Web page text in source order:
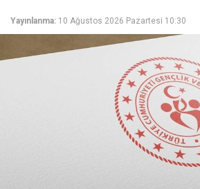
Yayınlanma: 10 Ağustos 2026 Pazartesi 10:30